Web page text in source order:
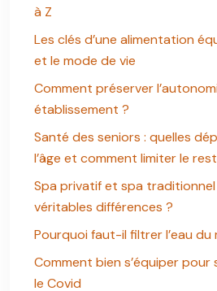
à Z
Les clés d’une alimentation
et le mode de vie
Comment préserver
établissement ?
Santé des seniors : quelles
l’âge et comment limiter le
Spa privatif et spa traditionnel
véritables différences ?
Pourquoi faut-il filtrer l’eau du
Comment bien s’équiper
le Covid